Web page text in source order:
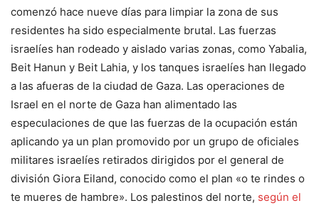
comenzó hace nueve días para limpiar la zona de sus
residentes ha sido especialmente brutal. Las fuerzas
israelíes han rodeado y aislado varias zonas, como Yabalia,
Beit Hanun y Beit Lahia, y los tanques israelíes han llegado
a las afueras de la ciudad de Gaza. Las operaciones de
Israel en el norte de Gaza han alimentado las
especulaciones de que las fuerzas de la ocupación están
aplicando ya un plan promovido por un grupo de oficiales
militares israelíes retirados dirigidos por el general de
división Giora Eiland, conocido como el plan «o te rindes o
te mueres de hambre». Los palestinos del norte, según el